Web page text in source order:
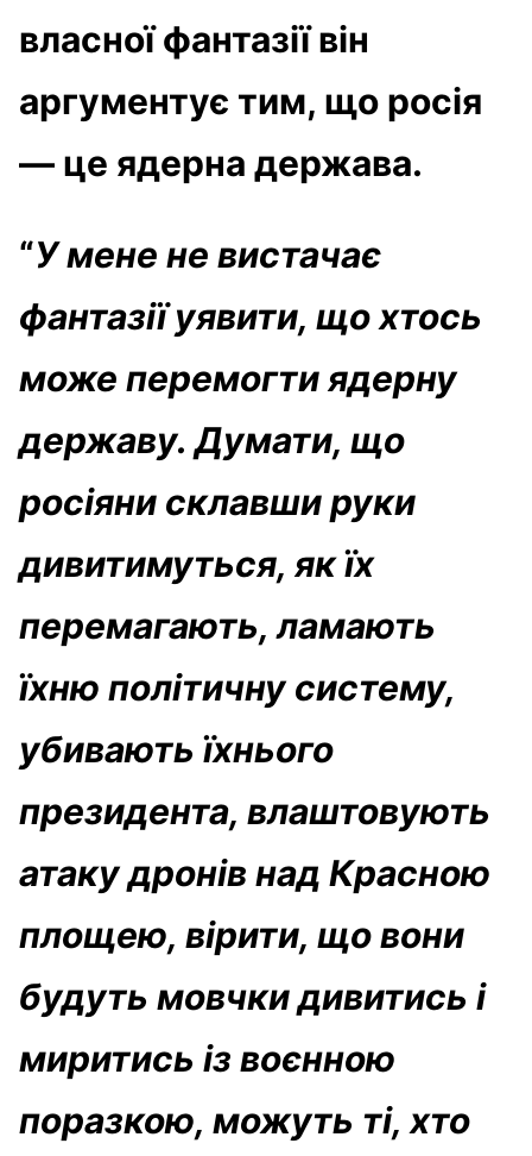
власної фантазії він
аргументує тим, що росія
— це ядерна держава.
“У мене не вистачає
фантазії уявити, що хтось
може перемогти ядерну
державу. Думати, що
росіяни склавши руки
дивитимуться, як їх
перемагають, ламають
їхню політичну систему,
убивають їхнього
президента, влаштовують
атаку дронів над Красною
площею, вірити, що вони
будуть мовчки дивитись і
миритись із воєнною
поразкою, можуть ті, хто